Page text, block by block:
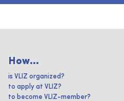
How...
is VLIZ organized?
to apply at VLIZ?
to become VLIZ-member?